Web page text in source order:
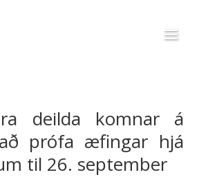
deilda komnar á
prófa æfingar hjá
til 26. september